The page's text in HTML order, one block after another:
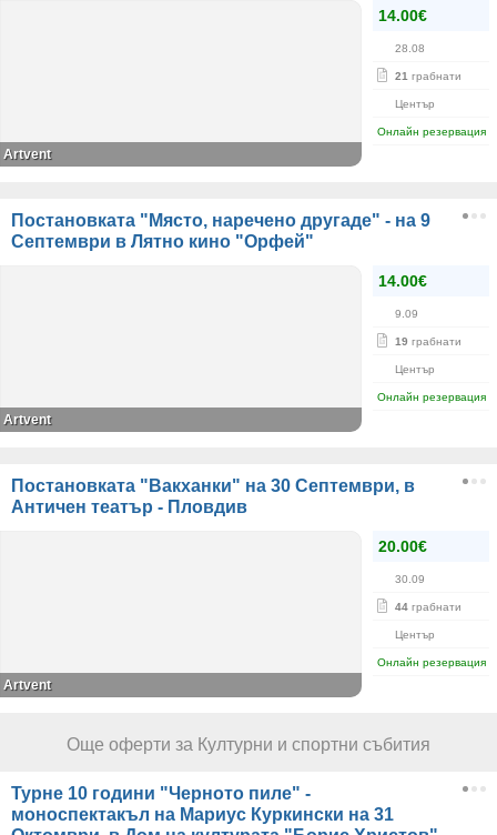
14.00€
28.08
21 грабнати
Център
Онлайн резервация
Artvent
Постановката "Място, наречено другаде" - на 9
Септември в Лятно кино "Орфей"
14.00€
9.09
19 грабнати
Център
Онлайн резервация
Artvent
Постановката "Вакханки" на 30 Септември, в
Античен театър - Пловдив
20.00€
30.09
44 грабнати
Център
Онлайн резервация
Artvent
Още оферти за Културни и спортни събития
Турне 10 години "Черното пиле" -
моноспектакъл на Мариус Куркински на 31